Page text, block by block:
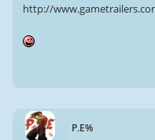
http://
P.E%